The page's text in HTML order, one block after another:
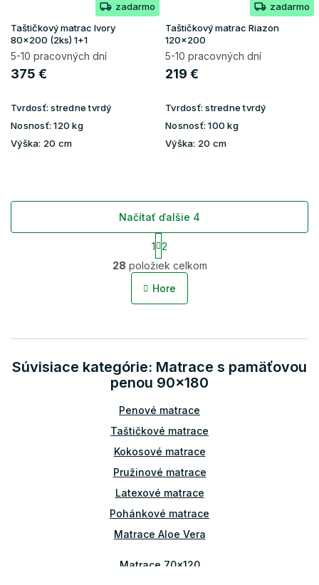
zadarmo
Taštičkový matrac Ivory
80x200 (2ks) 1+1
5-10 pracovných dní
375 €
Tvrdosť: stredne tvrdý
Nosnosť: 120 kg
Výška: 20 cm
zadarmo
Taštičkový matrac Riazon
120x200
5-10 pracovných dní
219 €
Tvrdosť: stredne tvrdý
Nosnosť: 100 kg
Výška: 20 cm
O
v
l
c
e
p
v
y
v
ý
p
i
s
u
Načítať ďalšie 4
S
t
r
á
n
a
i
e
1 2
28 položiek celkom
Hore
Súvisiace kategórie: Matrace s pamäťovou
penou 90x180
Penové matrace
Taštičkové matrace
Kokosové matrace
Pružinové matrace
Latexové matrace
Pohánkové matrace
Matrace Aloe Vera
Matrace 70x120